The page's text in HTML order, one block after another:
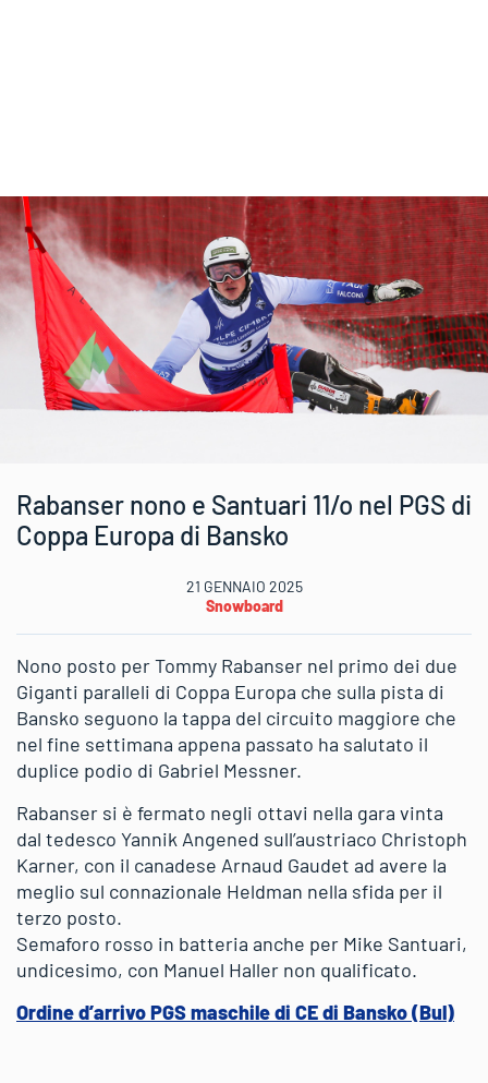
Rabanser nono e Santuari 11/o nel PGS di
Coppa Europa di Bansko
21 GENNAIO 2025
Snowboard
Nono posto per Tommy Rabanser nel primo dei due
Giganti paralleli di Coppa Europa che sulla pista di
Bansko seguono la tappa del circuito maggiore che
nel fine settimana appena passato ha salutato il
duplice podio di Gabriel Messner.
Rabanser si è fermato negli ottavi nella gara vinta
dal tedesco Yannik Angened sull’austriaco Christoph
Karner, con il canadese Arnaud Gaudet ad avere la
meglio sul connazionale Heldman nella sfida per il
terzo posto.
Semaforo rosso in batteria anche per Mike Santuari,
undicesimo, con Manuel Haller non qualificato.
Ordine d’arrivo PGS maschile di CE di Bansko (Bul)